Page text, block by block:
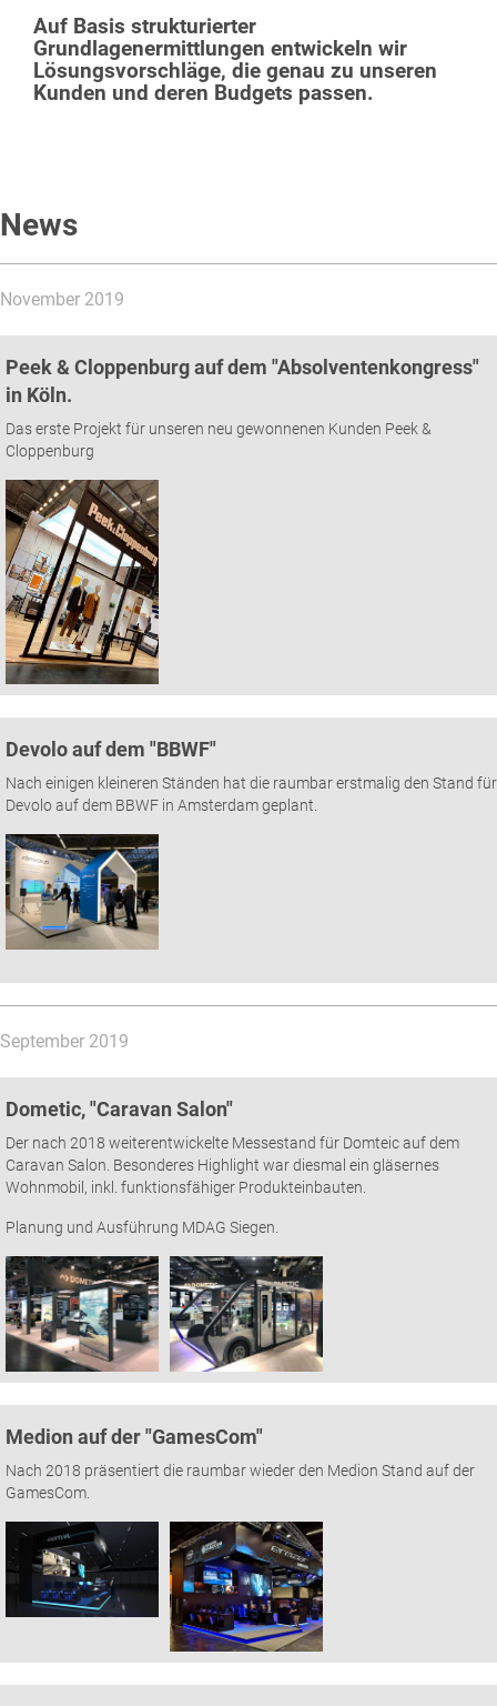
News
November 2019
Peek & Cloppenburg auf dem "Absolventenkongress"
in Köln.
Das erste Projekt für unseren neu gewonnenen Kunden Peek &
Cloppenburg
Devolo auf dem "BBWF"
Nach einigen kleineren Ständen hat die raumbar erstmalig den Stand für
Devolo auf dem BBWF in Amsterdam geplant.
September 2019
Dometic, "Caravan Salon"
Der nach 2018 weiterentwickelte Messestand für Domteic auf dem
Caravan Salon. Besonderes Highlight war diesmal ein gläsernes
Wohnmobil, inkl. funktionsfähiger Produkteinbauten.
Planung und Ausführung MDAG Siegen.
Medion auf der "GamesCom"
Nach 2018 präsentiert die raumbar wieder den Medion Stand auf der
GamesCom.
Auf Basis strukturierter
Grundlagenermittlungen entwickeln wir
Lösungsvorschläge, die genau zu unseren
Kunden und deren Budgets passen.